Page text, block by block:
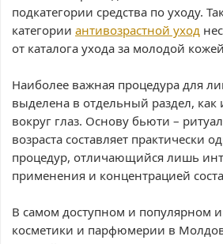
подкатегории средства по уходу.
категории антивозрастной уход
от каталога ухода за молодой
Наиболее важная процедура для
выделена в отдельный раздел, как
вокруг глаз. Основу бьюти –
возраста составляет практически
процедур, отличающийся лишь
применения и концентрацией
В самом доступном и популярном
косметики и парфюмерии в